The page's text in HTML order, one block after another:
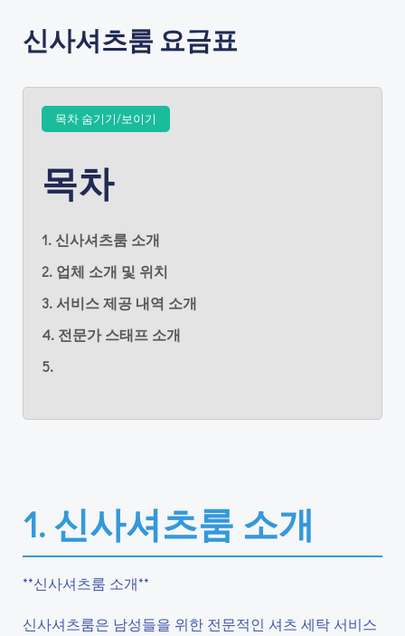
신사셔츠룸 요금표
목차 숨기기/보이기
목차
1. 신사셔츠룸 소개
2. 업체 소개 및 위치
3. 서비스 제공 내역 소개
4. 전문가 스태프 소개
5.
1. 신사셔츠룸 소개
**신사셔츠룸 소개**
신사셔츠룸은 남성들을 위한 전문적인 셔츠 세탁 서비스